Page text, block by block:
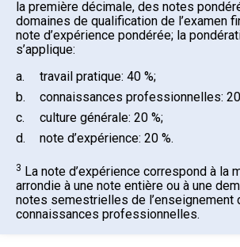
la première décimale, des notes
domaines de qualification de l’examen
note d’expérience pondérée; la
s’applique:
a.
travail pratique: 40 %;
b.
connaissances professionnelles:
c.
culture générale: 20 %;
d.
note d’expérience: 20 %.
3 La note d’expérience correspond à la
arrondie à une note entière ou à une
notes semestrielles de l’enseignement
connaissances professionnelles.